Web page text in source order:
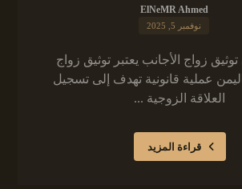
ElNeMR Ahmed
نوفمبر 5, 2025
زواج الأجانب يعتبر توثيق زواج
عملية قانونية تهدف إلى تسجيل
العلاقة الزوجية ...
قراءة المزيد